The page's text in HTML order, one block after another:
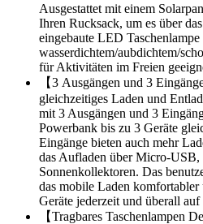
Ausgestattet mit einem
Ihren Rucksack, um es über
eingebaute LED Taschenlampe
wasserdichtem/aubdichtem/
für Aktivitäten im Freien
【3 Ausgängen und 3
gleichzeitiges Laden und
mit 3 Ausgängen und 3
Powerbank bis zu 3 Geräte
Eingänge bieten auch mehr
das Aufladen über Micro-
Sonnenkollektoren. Das
das mobile Laden
Geräte jederzeit und überall
【Tragbares Taschenlampen